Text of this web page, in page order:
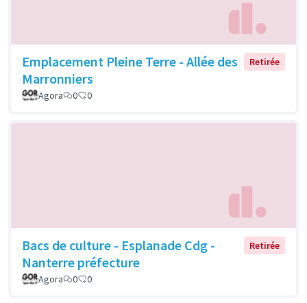
Emplacement Pleine Terre - Allée des
Marronniers
Retirée
Agora 0 0
Bacs de culture - Esplanade Cdg -
Nanterre préfecture
Retirée
Agora 0 0